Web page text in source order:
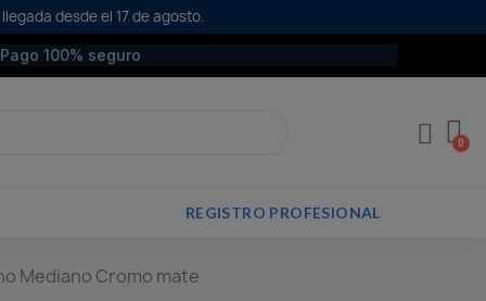
desde el 17 de agosto.
Pago 100% seguro
REGISTRO PROFESIONAL
Mediano Cromo mate